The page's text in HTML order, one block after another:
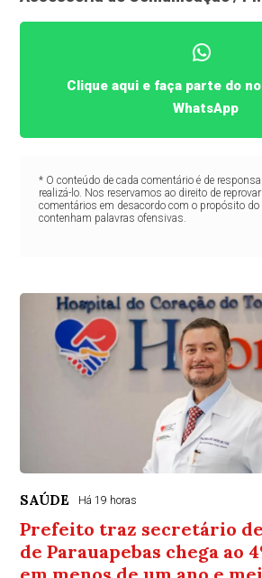
Clique aqui e faça parte do
WhatsApp
* O conteúdo de cada comentário é de
realizá-lo. Nos reservamos ao direito de
comentários em desacordo com o propósito do
contenham palavras ofensivas.
SAÚDE Há 19 horas
Prefeito traz secretário
de Parauapebas chega ao